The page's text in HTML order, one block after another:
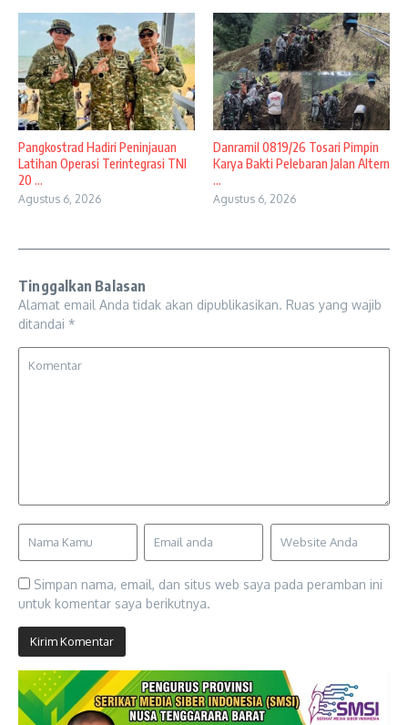
Pangkostrad Hadiri Peninjauan
Latihan Operasi Terintegrasi TNI
20 ...
Agustus 6, 2026
Danramil 0819/26 Tosari Pimpin
Karya Bakti Pelebaran Jalan Altern
...
Agustus 6, 2026
Tinggalkan Balasan
Alamat email Anda tidak akan dipublikasikan. Ruas yang wajib
ditandai *
Simpan nama, email, dan situs web saya pada peramban ini
untuk komentar saya berikutnya.